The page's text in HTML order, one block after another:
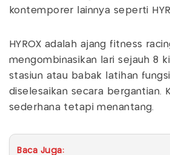
kontemporer lainnya seperti
HYROX adalah ajang fitness
mengombinasikan lari sejauh 8
stasiun atau babak latihan
diselesaikan secara bergantian.
sederhana tetapi menantang.
Baca Juga: